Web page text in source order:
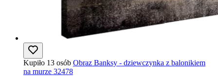
Kupiło 13 osób Obraz Banksy - dziewczynka z balonikiem
na murze 32478